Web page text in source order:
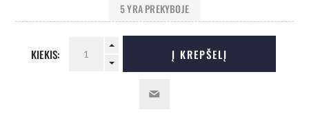
5 YRA PREKYBOJE
KIEKIS: Į KREPŠELĮ